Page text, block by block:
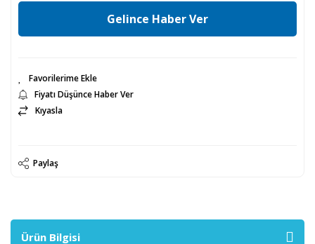
Gelince Haber Ver
Fiyatı Düşünce Haber Ver
Kıyasla
Paylaş
Ürün Bilgisi